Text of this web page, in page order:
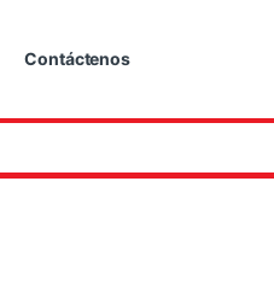
Contáctenos